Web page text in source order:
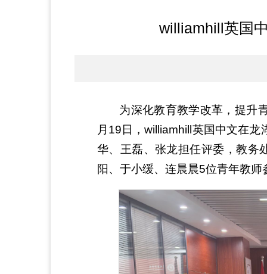
williamhill英国
为深化教育教学改革，提升
月19日，williamhill英国中文在
华、王磊、张龙担任评委，教务
阳、于小缓、连晨晨5位青年教